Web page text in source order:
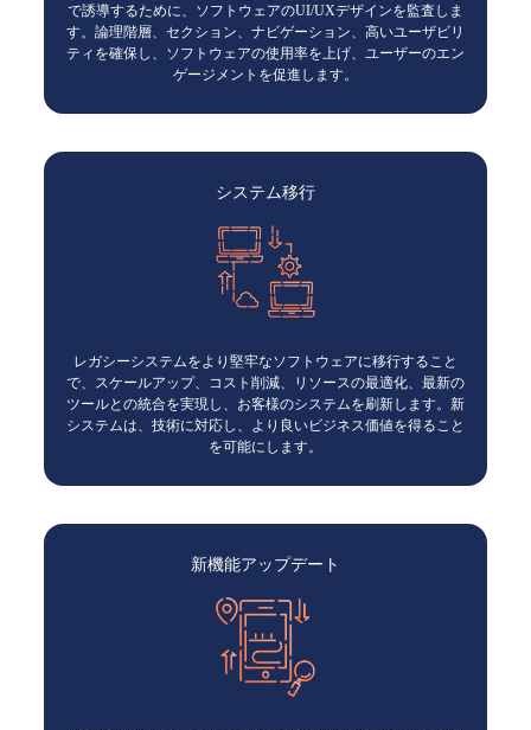
で誘導するために、ソフトウェアのUI/UXデザインを監査しま
す。論理階層、セクション、ナビゲーション、高いユーザビリ
ティを確保し、ソフトウェアの使用率を上げ、ユーザーのエン
ゲージメントを促進します。
システム移行
レガシーシステムをより堅牢なソフトウェアに移行すること
で、スケールアップ、コスト削減、リソースの最適化、最新の
ツールとの統合を実現し、お客様のシステムを刷新します。新
システムは、技術に対応し、より良いビジネス価値を得ること
を可能にします。
新機能アップデート